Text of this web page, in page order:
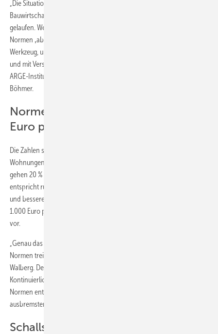
„Die Situation ist längst eskaliert. Der Normen-Frust in der
Bauwirtschaft ist enorm. Die Fülle an Vorschriften ist aus dem Ruder
gelaufen. Wer mehr Wohnungen bauen will, muss dringend bei den
Normen ‚abrüsten' und sie wieder zu dem machen, was sie waren: Ein
Werkzeug, um Kosten zu senken. Deutschland braucht eine schnelle
und mit Verstand gemachte Radikalkur bei den Normen", fordern
ARGE-Institutsleiter Prof. Dietmar Walberg und IFB-Direktorin Heike
Böhmer.
Normen treiben Baukosten um 600
Euro pro Quadratmeter nach oben
Die Zahlen sind alarmierend: Seit 2000 gab es beim Neubau von
Wohnungen bundesweit eine Kostenexplosion um rund 245 %. Davon
gehen 20 % auf das Konto verschärfter Normenstandards – das
entspricht rund 600 Euro pro Quadratmeter Wohnfläche. Mit weniger
und besseren Normen könnten die Gesamtkosten im Neubau um rund
1.000 Euro pro Quadratmeter gesenkt werden, rechnen die Forscher
vor.
„Genau das macht den Neubau von Wohnungen immer teurer:
Normen treiben die Baukosten enorm nach oben", sagt Prof. Dietmar
Walberg. Der Vorwurf: Deutschland habe sich „vernormt".
Kontinuierlich würden immer neue, komplexere und schärfere
Normen entwickelt, die einfache und kostengünstige Lösungen
ausbremsten.
Schallschutz-Beispiel: Dreifacher